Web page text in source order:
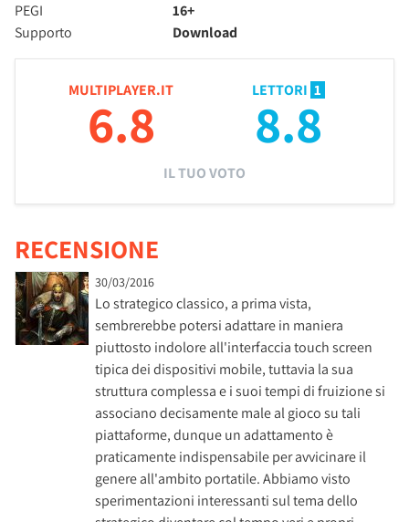
PEGI
16+
Supporto
Download
MULTIPLAYER.IT
6.8
LETTORI 1
8.8
IL TUO VOTO
RECENSIONE
30/03/2016
Lo strategico classico, a prima vista,
sembrerebbe potersi adattare in maniera
piuttosto indolore all'interfaccia touch screen
tipica dei dispositivi mobile, tuttavia la sua
struttura complessa e i suoi tempi di fruizione si
associano decisamente male al gioco su tali
piattaforme, dunque un adattamento è
praticamente indispensabile per avvicinare il
genere all'ambito portatile. Abbiamo visto
sperimentazioni interessanti sul tema dello